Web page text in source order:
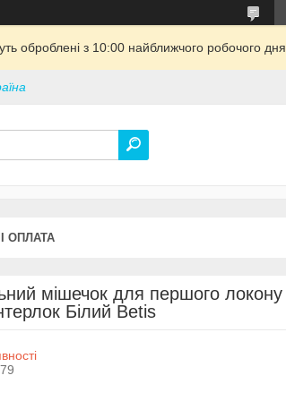
оброблені з 10:00 найближчого робочого дня
ОПЛАТА
мішечок для першого
Білий Betis